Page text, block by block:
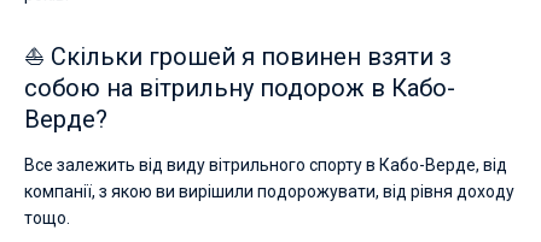
⛵ Скільки грошей я повинен взяти з
собою на вітрильну подорож в Кабо-
Верде?
Все залежить від виду вітрильного спорту в Кабо-Верде, від
компанії, з якою ви вирішили подорожувати, від рівня доходу
тощо.